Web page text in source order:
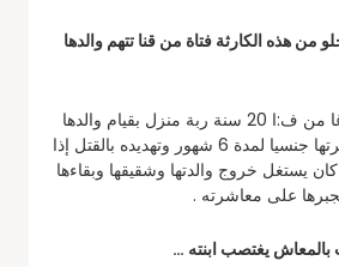
من هذه الكارثة فتاة من قنا تتهم والدها
تلقى مدير امن قنا بلاغا من ف:ا 20 سنة ربة منزل بقيام والدها
42 سنة مزارع بمعاشرتها جنسيا لمدة 6 شهور وتهديده بالقتل إذا
يستغل خروج والدتها وشقيقها وبقاءها
على معاشرته .
بالمعاش يغتصب ابنته …